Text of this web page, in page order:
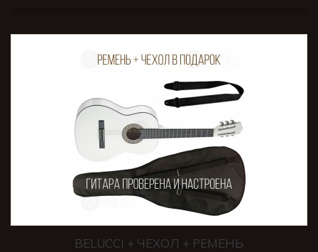
BELUCCI + ЧЕХОЛ + РЕМЕНЬ